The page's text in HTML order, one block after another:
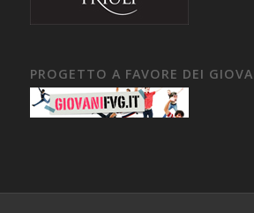
PROGETTO A FAVORE DEI